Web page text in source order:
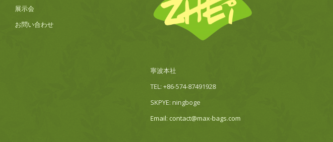
展示会
お問い合わせ
寧波本社
TEL: +86-574-87491928
SKPYE: ningboge
Email: contact@max-bags.com